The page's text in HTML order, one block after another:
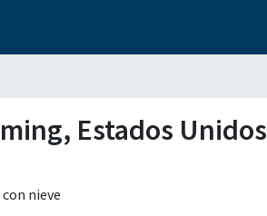
Estados Unidos
nieve